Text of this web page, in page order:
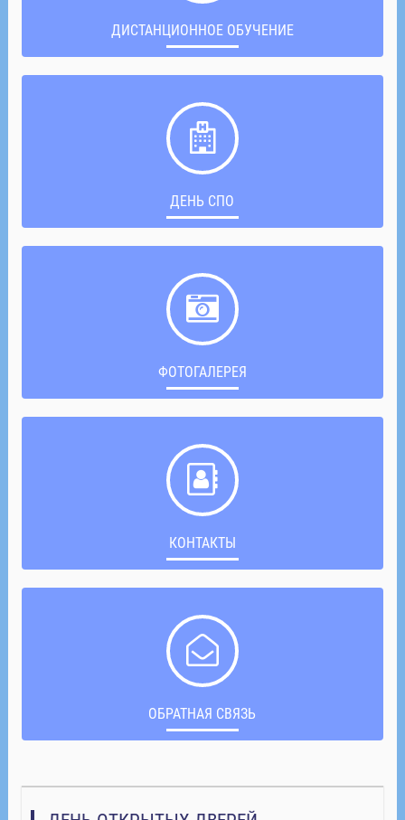
ДИСТАНЦИОННОЕ ОБУЧЕНИЕ
ДЕНЬ СПО
ФОТОГАЛЕРЕЯ
КОНТАКТЫ
ОБРАТНАЯ СВЯЗЬ